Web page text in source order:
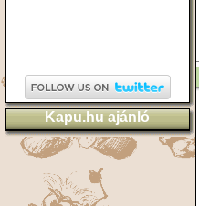
Kapu.hu ajánló